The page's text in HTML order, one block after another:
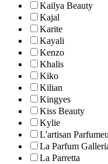
Kailya Beauty
Kajal
Karite
Kayali
Kenzo
Khalis
Kiko
Kilian
Kingyes
Kiss Beauty
Kylie
L'artisan
La Parfum
La Parretta